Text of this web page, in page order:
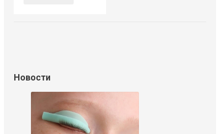
Новости